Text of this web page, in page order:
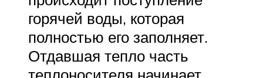
горячей воды, которая
полностью его заполняет.
Отдавшая тепло часть